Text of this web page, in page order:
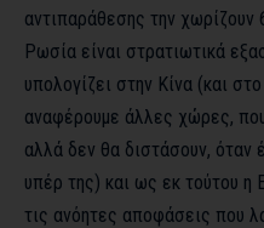
αντιπαράθεσης την
Ρωσία είναι στρατιωτικά
υπολογίζει στην Κίνα (και
αναφέρουμε άλλες χώρες,
αλλά δεν θα διστάσουν, όταν
υπέρ της) και ως εκ τούτου η
τις ανόητες αποφάσεις που